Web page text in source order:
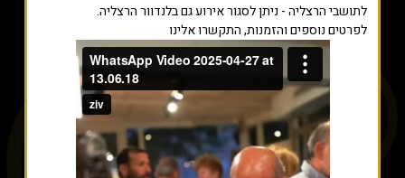
לתושבי הרצליה - ניתן לסגור אירוע גם בלנדוור הרצליה.
לפרטים נוספים והזמנות, התקשרו אלינו